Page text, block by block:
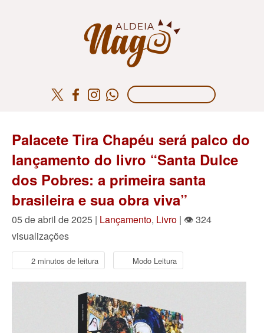
Palacete Tira Chapéu será palco do
lançamento do livro “Santa Dulce
dos Pobres: a primeira santa
brasileira e sua obra viva”
05 de abril de 2025 | Lançamento, Livro | 👁 324
visualizações
2 minutos de leitura Modo Leitura